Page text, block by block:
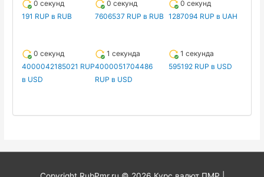
0 секунд
191 RUP в RUB
0 секунд
7606537 RUP в RUB
0 секунд
1287094 RUP в UAH
0 секунд
4000042185021 RUP
в USD
1 секунда
4000051704486
RUP в USD
1 секунда
595192 RUP в USD